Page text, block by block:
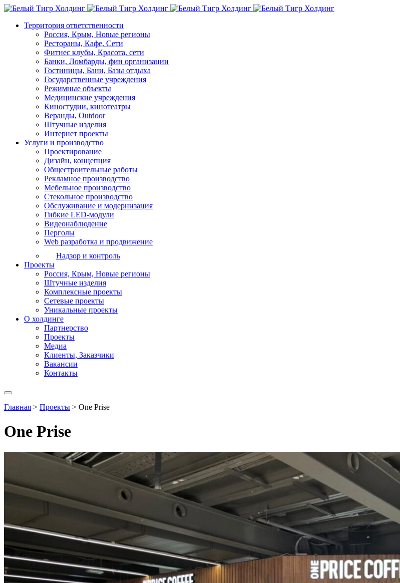
Территория ответственности
Россия, Крым, Новые регионы
Рестораны, Кафе, Сети
Фитнес клубы, Красота, сети
Банки, Ломбарды, фин организации
Гостиницы, Бани, Базы отдыха
Государственные учреждения
Режимные объекты
Медицинские учреждения
Киностудии, кинотеатры
Веранды, Outdoor
Штучные изделия
Интернет проекты
Услуги и производство
Проектирование
Дизайн, концепция
Общестроительные работы
Рекламное производство
Мебельное производство
Стекольное производство
Обслуживание и модернизация
Гибкие LED-модули
Видеонаблюдение
Перголы
Web разработка и продвижение
Надзор и контроль
Проекты
Россия, Крым, Новые регионы
Штучные изделия
Комплексные проекты
Сетевые проекты
Уникальные проекты
О холдинге
Партнерство
Проекты
Медиа
Клиенты, Заказчики
Вакансии
Контакты
Главная > Проекты > One Prise
One Prise